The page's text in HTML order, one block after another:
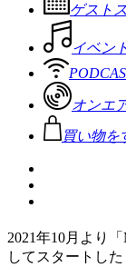
ゲスト
イベン
オンエ
買い物を
2021年10月より
してスタートした